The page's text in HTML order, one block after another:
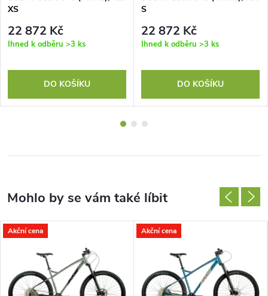
XS
22 872 Kč
Ihned k odběru >3 ks
DO KOŠÍKU
S
22 872 Kč
Ihned k odběru >3 ks
DO KOŠÍKU
Akční cena Akční cena